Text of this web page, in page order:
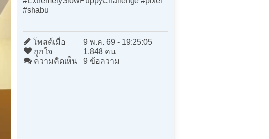
#shabu
โพสต์เมื่อ
9 พ.ค. 69 - 19:25:05
ถูกใจ
1,848 คน
ความคิดเห็น
9 ข้อความ